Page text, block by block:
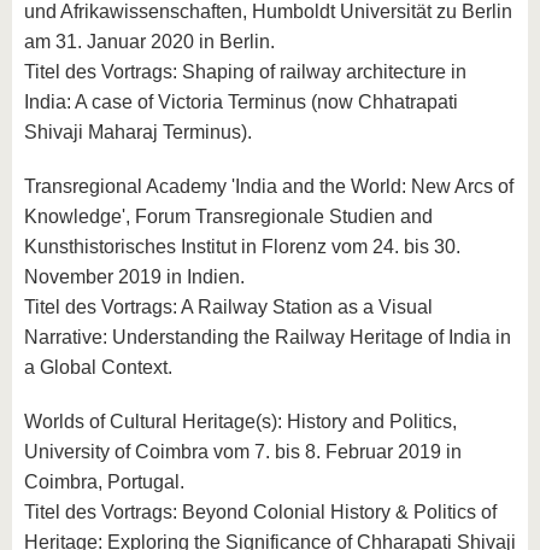
und Afrikawissenschaften, Humboldt Universität zu Berlin
am 31. Januar 2020 in Berlin.
Titel des Vortrags: Shaping of railway architecture in
India: A case of Victoria Terminus (now Chhatrapati
Shivaji Maharaj Terminus).
Transregional Academy 'India and the World: New Arcs of
Knowledge', Forum Transregionale Studien and
Kunsthistorisches Institut in Florenz vom 24. bis 30.
November 2019 in Indien.
Titel des Vortrags: A Railway Station as a Visual
Narrative: Understanding the Railway Heritage of India in
a Global Context.
Worlds of Cultural Heritage(s): History and Politics,
University of Coimbra vom 7. bis 8. Februar 2019 in
Coimbra, Portugal.
Titel des Vortrags: Beyond Colonial History & Politics of
Heritage: Exploring the Significance of Chharapati Shivaji